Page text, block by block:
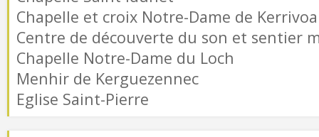
Chapelle et croix Notre-Dame de
Centre de découverte du son et sentier
Chapelle Notre-Dame du Loch
Menhir de Kerguezennec
Eglise Saint-Pierre